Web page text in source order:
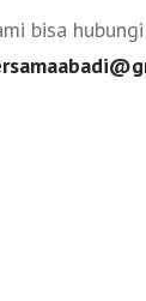
bisa hubungi